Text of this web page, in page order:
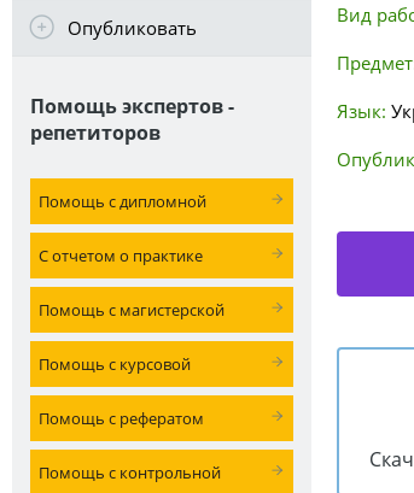
Опубликовать
Помощь экспертов -
репетиторов
Помощь с дипломной
С отчетом о практике
Помощь с магистерской
Помощь с курсовой
Помощь с рефератом
Помощь с контрольной
Вид
Язык: